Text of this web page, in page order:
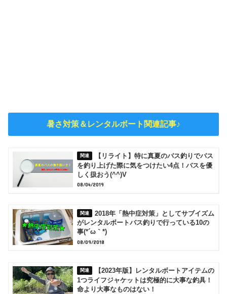
暑さ対策＆レンタルボート関連記事♪
【リライト】特に真夏のバス釣りでバス
を釣り上げた際に気をつけたい4点！バスを優
しく扱おう(^^)V
08/04/2019
2018年「熱中症対策」としてサブイズム
がレンタルボートバス釣りで行っている10の
事(*´ω｀*)
08/09/2018
【2023年版】レンタルボートアイテムの
1つライフジャケットは究極的に大事な釣具！
命より大事なものはない！